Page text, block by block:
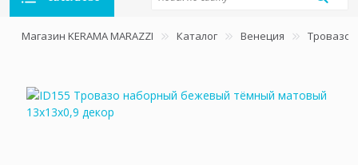
Магазин KERAMA MARAZZI Каталог Венеция Тровазо